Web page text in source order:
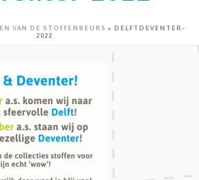
VAN DE STOFFENBEURS » DELFTDEVENTER-
2022